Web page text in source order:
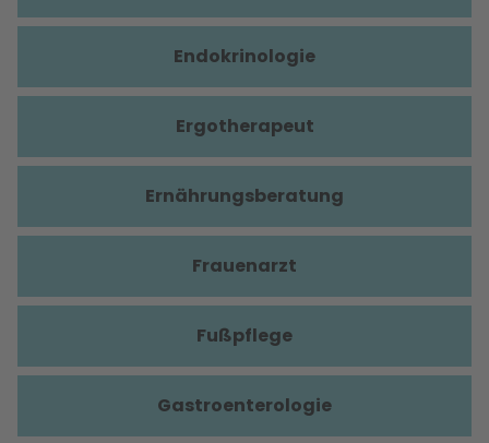
Endokrinologie
Ergotherapeut
Ernährungsberatung
Frauenarzt
Fußpflege
Gastroenterologie